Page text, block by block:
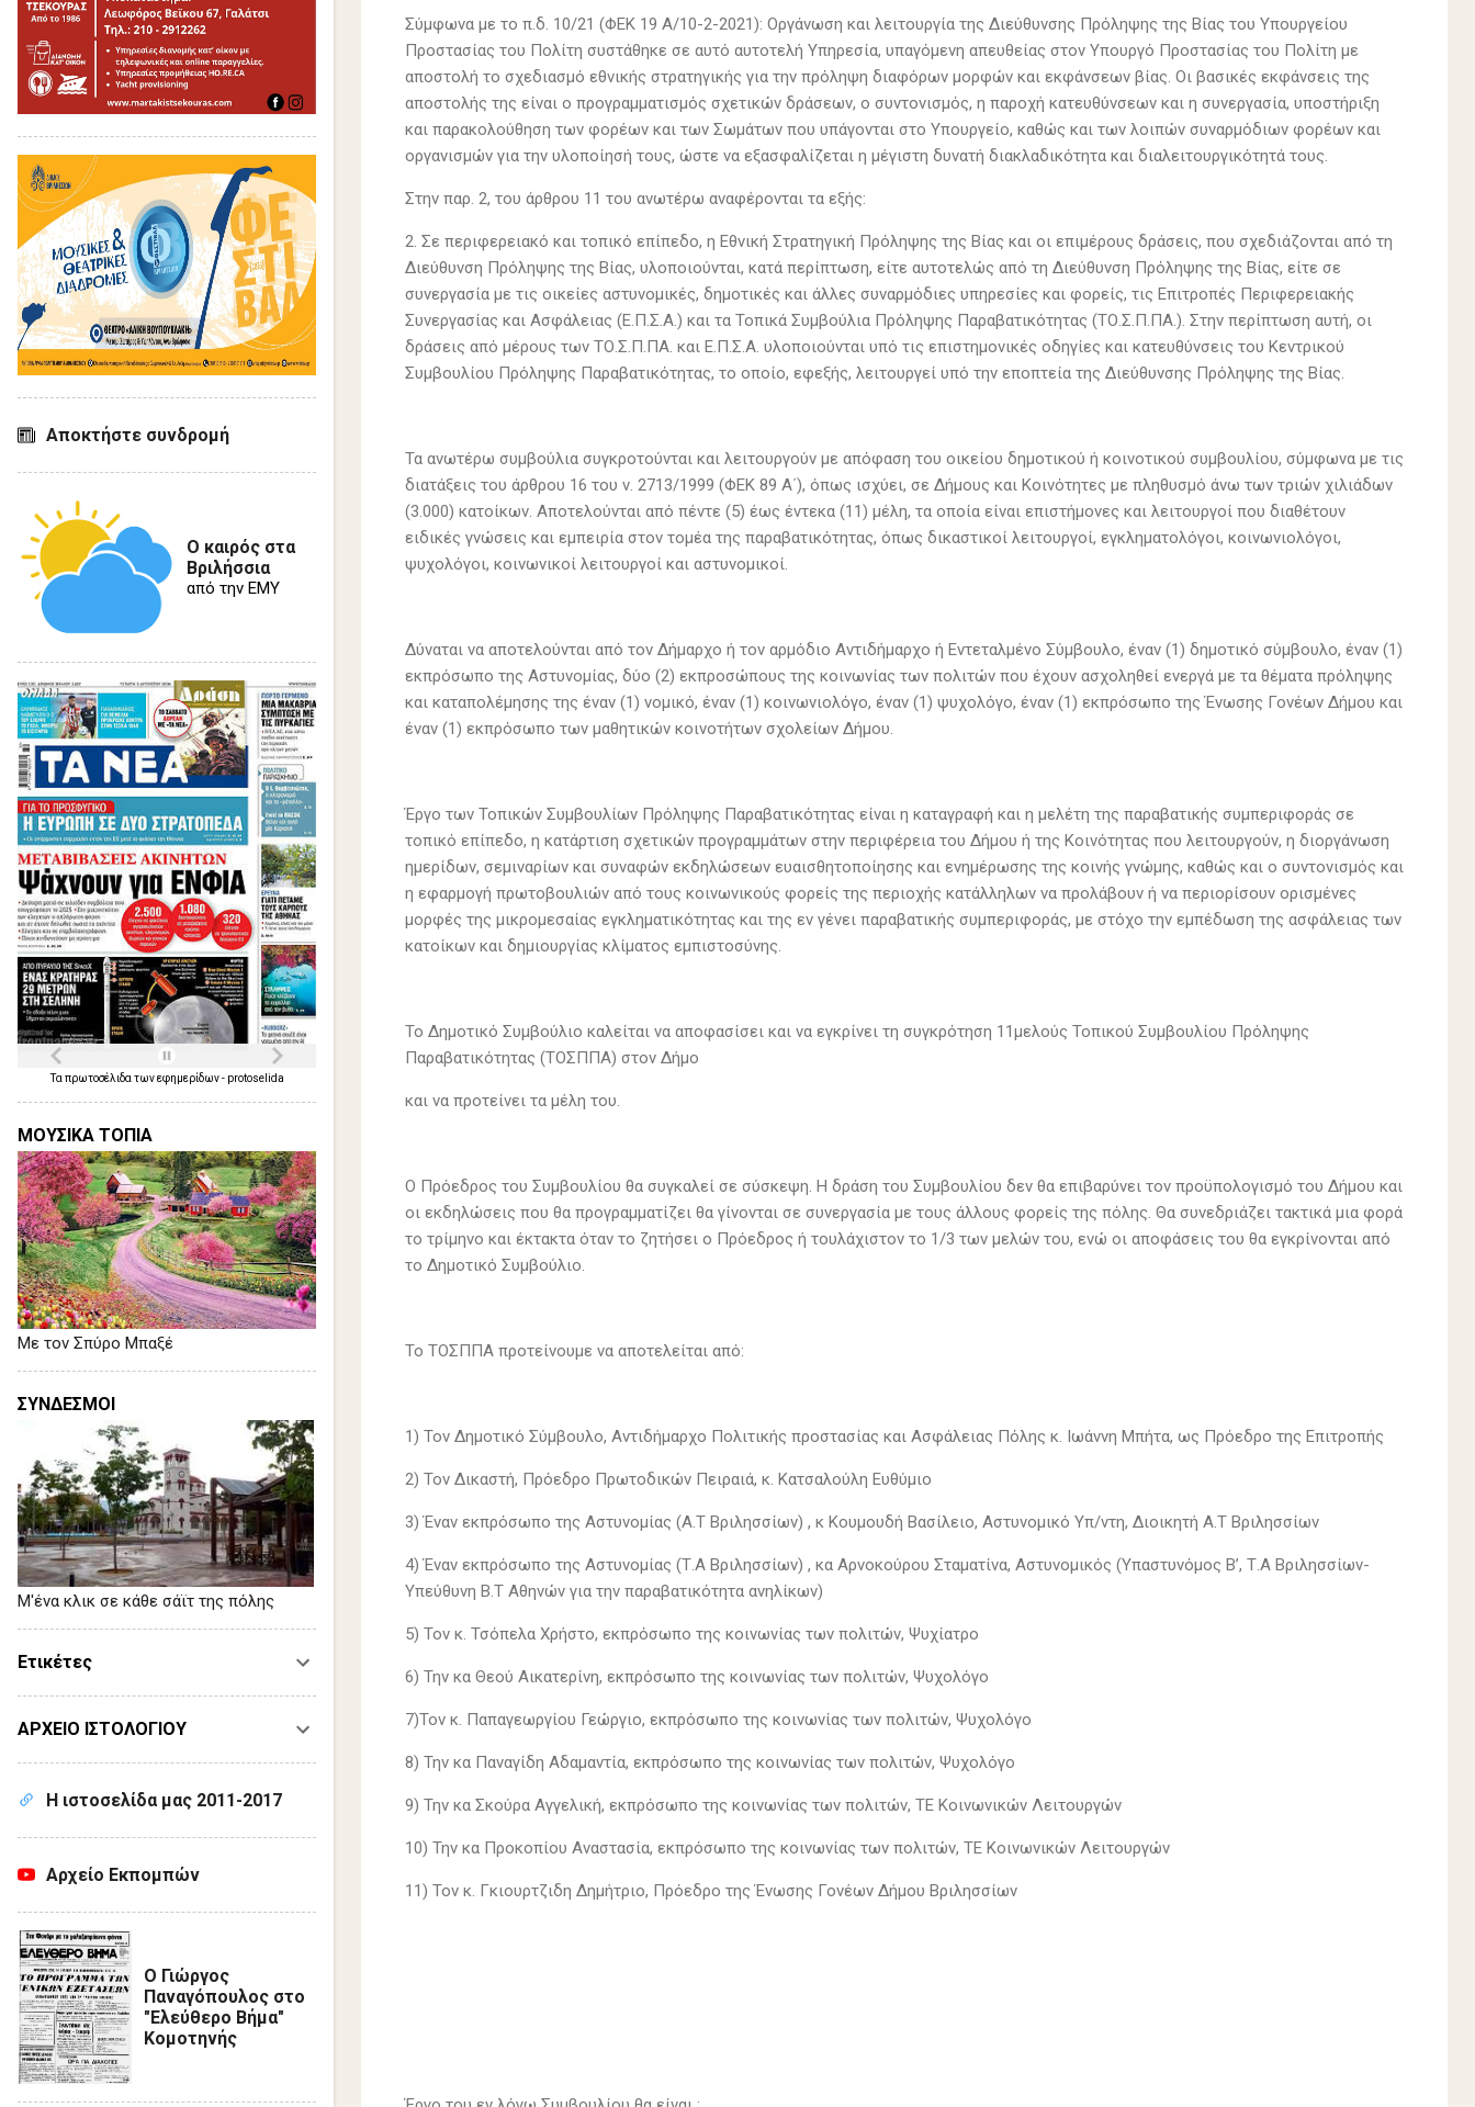
Σύμφωνα με το π.δ. 10/21 (ΦΕΚ 19 Α/10-2-2021): Οργάνωση και λειτουργία της Διεύθυνσης Πρόληψης της Βίας του Υπουργείου
Προστασίας του Πολίτη συστάθηκε σε αυτό αυτοτελή Υπηρεσία, υπαγόμενη απευθείας στον Υπουργό Προστασίας του Πολίτη με
αποστολή το σχεδιασμό εθνικής στρατηγικής για την πρόληψη διαφόρων μορφών και εκφάνσεων βίας. Οι βασικές εκφάνσεις της
αποστολής της είναι ο προγραμματισμός σχετικών δράσεων, ο συντονισμός, η παροχή κατευθύνσεων και η συνεργασία, υποστήριξη
και παρακολούθηση των φορέων και των Σωμάτων που υπάγονται στο Υπουργείο, καθώς και των λοιπών συναρμόδιων φορέων και
οργανισμών για την υλοποίησή τους, ώστε να εξασφαλίζεται η μέγιστη δυνατή διακλαδικότητα και διαλειτουργικότητά τους.
Στην παρ. 2, του άρθρου 11 του ανωτέρω αναφέρονται τα εξής:
2. Σε περιφερειακό και τοπικό επίπεδο, η Εθνική Στρατηγική Πρόληψης της Βίας και οι επιμέρους δράσεις, που σχεδιάζονται από τη
Διεύθυνση Πρόληψης της Βίας, υλοποιούνται, κατά περίπτωση, είτε αυτοτελώς από τη Διεύθυνση Πρόληψης της Βίας, είτε σε
συνεργασία με τις οικείες αστυνομικές, δημοτικές και άλλες συναρμόδιες υπηρεσίες και φορείς, τις Επιτροπές Περιφερειακής
Συνεργασίας και Ασφάλειας (Ε.Π.Σ.Α.) και τα Τοπικά Συμβούλια Πρόληψης Παραβατικότητας (ΤΟ.Σ.Π.ΠΑ.). Στην περίπτωση αυτή, οι
δράσεις από μέρους των ΤΟ.Σ.Π.ΠΑ. και Ε.Π.Σ.Α. υλοποιούνται υπό τις επιστημονικές οδηγίες και κατευθύνσεις του Κεντρικού
Συμβουλίου Πρόληψης Παραβατικότητας, το οποίο, εφεξής, λειτουργεί υπό την εποπτεία της Διεύθυνσης Πρόληψης της Βίας.
Τα ανωτέρω συμβούλια συγκροτούνται και λειτουργούν με απόφαση του οικείου δημοτικού ή κοινοτικού συμβουλίου, σύμφωνα με τις
διατάξεις του άρθρου 16 του ν. 2713/1999 (ΦΕΚ 89 Α΄), όπως ισχύει, σε Δήμους και Κοινότητες με πληθυσμό άνω των τριών χιλιάδων
(3.000) κατοίκων. Αποτελούνται από πέντε (5) έως έντεκα (11) μέλη, τα οποία είναι επιστήμονες και λειτουργοί που διαθέτουν
ειδικές γνώσεις και εμπειρία στον τομέα της παραβατικότητας, όπως δικαστικοί λειτουργοί, εγκληματολόγοι, κοινωνιολόγοι,
ψυχολόγοι, κοινωνικοί λειτουργοί και αστυνομικοί.
Δύναται να αποτελούνται από τον ∆ήμαρχο ή τον αρμόδιο Αντιδήμαρχο ή Εντεταλμένο Σύμβουλο, έναν (1) δημοτικό σύμβουλο, έναν (1)
εκπρόσωπο της Αστυνομίας, δύο (2) εκπροσώπους της κοινωνίας των πολιτών που έχουν ασχοληθεί ενεργά με τα θέματα πρόληψης
και καταπολέμησης της έναν (1) νομικό, έναν (1) κοινωνιολόγο, έναν (1) ψυχολόγο, έναν (1) εκπρόσωπο της Ένωσης Γονέων ∆ήμου και
έναν (1) εκπρόσωπο των μαθητικών κοινοτήτων σχολείων ∆ήμου.
Έργο των Τοπικών Συμβουλίων Πρόληψης Παραβατικότητας είναι η καταγραφή και η μελέτη της παραβατικής συμπεριφοράς σε
τοπικό επίπεδο, η κατάρτιση σχετικών προγραμμάτων στην περιφέρεια του Δήμου ή της Κοινότητας που λειτουργούν, η διοργάνωση
ημερίδων, σεμιναρίων και συναφών εκδηλώσεων ευαισθητοποίησης και ενημέρωσης της κοινής γνώμης, καθώς και ο συντονισμός και
η εφαρμογή πρωτοβουλιών από τους κοινωνικούς φορείς της περιοχής κατάλληλων να προλάβουν ή να περιορίσουν ορισμένες
μορφές της μικρομεσαίας εγκληματικότητας και της εν γένει παραβατικής συμπεριφοράς, με στόχο την εμπέδωση της ασφάλειας των
κατοίκων και δημιουργίας κλίματος εμπιστοσύνης.
Το ∆ημοτικό Συμβούλιο καλείται να αποφασίσει και να εγκρίνει τη συγκρότηση 11μελούς Τοπικού Συμβουλίου Πρόληψης
Παραβατικότητας (ΤΟΣΠΠΑ) στον ∆ήμο
και να προτείνει τα μέλη του.
Ο Πρόεδρος του Συμβουλίου θα συγκαλεί σε σύσκεψη. Η δράση του Συμβουλίου δεν θα επιβαρύνει τον προϋπολογισμό του ∆ήμου και
οι εκδηλώσεις που θα προγραμματίζει θα γίνονται σε συνεργασία με τους άλλους φορείς της πόλης. Θα συνεδριάζει τακτικά μια φορά
το τρίμηνο και έκτακτα όταν το ζητήσει ο Πρόεδρος ή τουλάχιστον το 1/3 των μελών του, ενώ οι αποφάσεις του θα εγκρίνονται από
το ∆ημοτικό Συμβούλιο.
Το ΤΟΣΠΠΑ προτείνουμε να αποτελείται από:
1) Τον Δημοτικό Σύμβουλο, Αντιδήμαρχο Πολιτικής προστασίας και Ασφάλειας Πόλης κ. Ιωάννη Μπήτα, ως Πρόεδρο της Επιτροπής
2) Τον Δικαστή, Πρόεδρο Πρωτοδικών Πειραιά, κ. Κατσαλούλη Ευθύμιο
3) Έναν εκπρόσωπο της Αστυνομίας (Α.Τ Βριλησσίων) , κ Κουμουδή Βασίλειο, Αστυνομικό Υπ/ντη, Διοικητή Α.Τ Βριλησσίων
4) Έναν εκπρόσωπο της Αστυνομίας (Τ.Α Βριλησσίων) , κα Αρνοκούρου Σταματίνα, Αστυνομικός (Υπαστυνόμος Β’, Τ.Α Βριλησσίων-
Υπεύθυνη Β.Τ Αθηνών για την παραβατικότητα ανηλίκων)
5) Τον κ. Τσόπελα Χρήστο, εκπρόσωπο της κοινωνίας των πολιτών, Ψυχίατρο
6) Την κα Θεού Αικατερίνη, εκπρόσωπο της κοινωνίας των πολιτών, Ψυχολόγο
7)Τον κ. Παπαγεωργίου Γεώργιο, εκπρόσωπο της κοινωνίας των πολιτών, Ψυχολόγο
8) Την κα Παναγίδη Αδαμαντία, εκπρόσωπο της κοινωνίας των πολιτών, Ψυχολόγο
9) Την κα Σκούρα Αγγελική, εκπρόσωπο της κοινωνίας των πολιτών, ΤΕ Κοινωνικών Λειτουργών
10) Την κα Προκοπίου Αναστασία, εκπρόσωπο της κοινωνίας των πολιτών, ΤΕ Κοινωνικών Λειτουργών
11) Τον κ. Γκιουρτζιδη Δημήτριο, Πρόεδρο της Ένωσης Γονέων Δήμου Βριλησσίων
Αποκτήστε συνδρομή
Ο καιρός στα
Βριλήσσια
από την ΕΜΥ
Τα πρωτοσέλιδα τωνεφημερίδων- protoselida
ΜΟΥΣΙΚΑ ΤΟΠΙΑ
Με τον Σπύρο Μπαξέ
ΣΥΝΔΕΣΜΟΙ
Μ'ένα κλικ σε κάθε σάϊτ της πόλης
Ετικέτες
ΑΡΧΕΙΟ ΙΣΤΟΛΟΓΙΟΥ
Η ιστοσελίδα μας 2011-2017
Αρχείο Εκπομπών
Ο Γιώργος
Παναγόπουλος στο
"Ελεύθερο Βήμα"
Κομοτηνής